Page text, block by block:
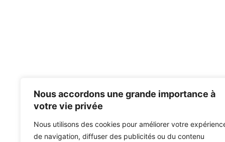
Nous accordons une grande importance à
votre vie privée
Nous utilisons des cookies pour améliorer votre
de navigation, diffuser des publicités ou du contenu